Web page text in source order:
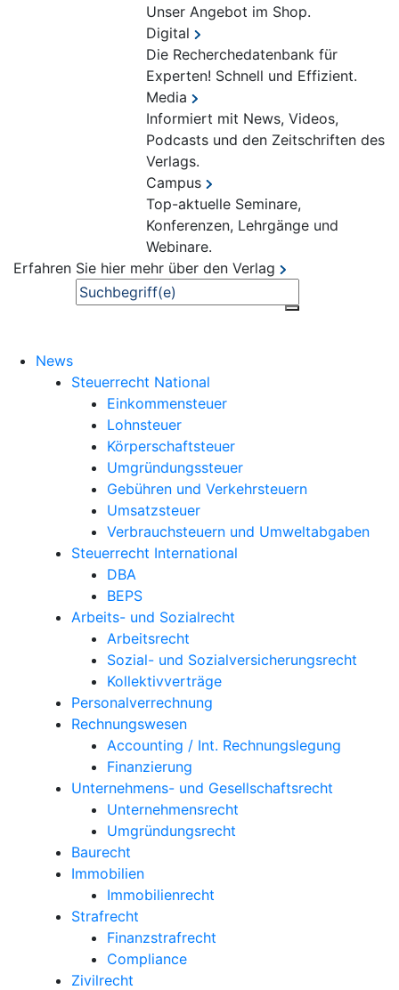
Unser Angebot im Shop.
Digital
Die Recherchedatenbank für
Experten! Schnell und Effizient.
Media
Informiert mit News, Videos,
Podcasts und den Zeitschriften des
Verlags.
Campus
Top-aktuelle Seminare,
Konferenzen, Lehrgänge und
Webinare.
Erfahren Sie hier mehr über den Verlag
Suche
News
Steuerrecht National
Einkommensteuer
Lohnsteuer
Körperschaftsteuer
Umgründungssteuer
Gebühren und Verkehrsteuern
Umsatzsteuer
Verbrauchsteuern und Umweltabgaben
Steuerrecht International
DBA
BEPS
Arbeits- und Sozialrecht
Arbeitsrecht
Sozial- und Sozialversicherungsrecht
Kollektivverträge
Personalverrechnung
Rechnungswesen
Accounting / Int. Rechnungslegung
Finanzierung
Unternehmens- und Gesellschaftsrecht
Unternehmensrecht
Umgründungsrecht
Baurecht
Immobilien
Immobilienrecht
Strafrecht
Finanzstrafrecht
Compliance
Zivilrecht